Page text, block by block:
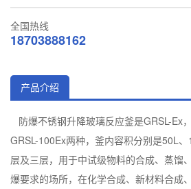
全国热线
18703888162
产品介绍
防爆不锈钢升降玻璃反应釜是GRSL-Ex
GRSL-100Ex两种，釜内容积分别是50L
层及三层，用于中试级物料的合成、蒸馏
爆要求的场所，在化学合成、新材料合成